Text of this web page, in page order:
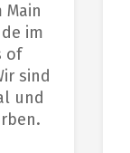
im
of
sind
und